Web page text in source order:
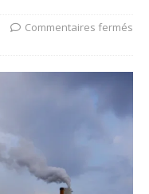
Commentaires fermés